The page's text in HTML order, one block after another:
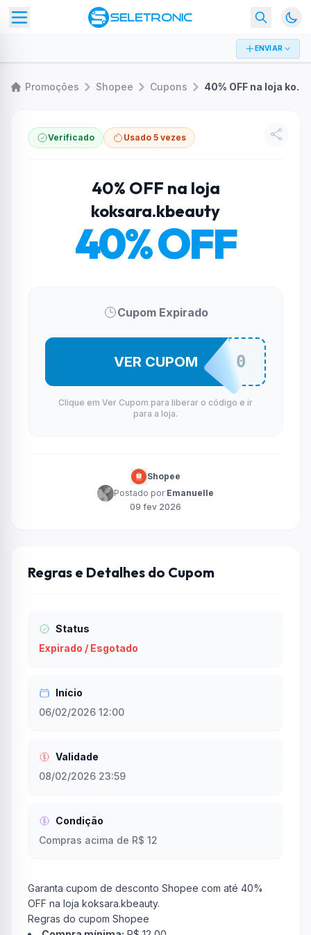
ENVIAR
Promoções Shopee Cupons 40% OFF na loja koksara.kbeauty
Verificado Usado 5 vezes
40% OFF na loja
koksara.kbeauty
40% OFF
Cupom Expirado
KOKS40
VER CUPOM
Clique em Ver Cupom para liberar o código e ir
para a loja.
Shopee
Postado por Emanuelle
09 fev 2026
Regras e Detalhes do Cupom
Status
Expirado / Esgotado
Início
06/02/2026 12:00
Validade
08/02/2026 23:59
Condição
Compras acima de R$ 12
Garanta cupom de desconto Shopee com até 40%
OFF na loja koksara.kbeauty.
Regras do cupom Shopee